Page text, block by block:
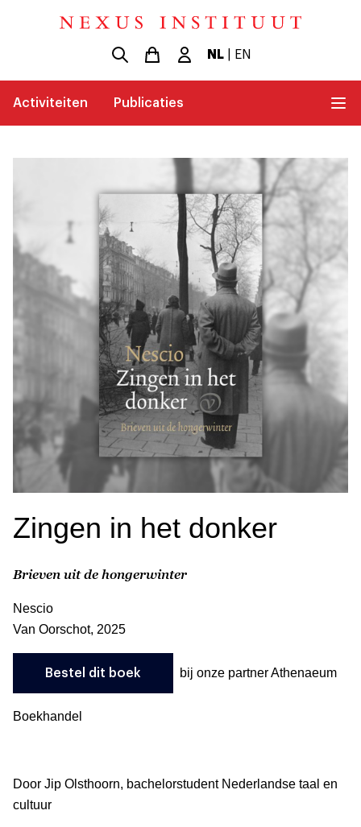
NL| EN
Activiteiten Publicaties
Zingen in het donker
Brieven uit de hongerwinter
Nescio
Van Oorschot, 2025
Bestel dit boek bij onze partner Athenaeum
Boekhandel
Door Jip Olsthoorn, bachelorstudent Nederlandse taal en
cultuur